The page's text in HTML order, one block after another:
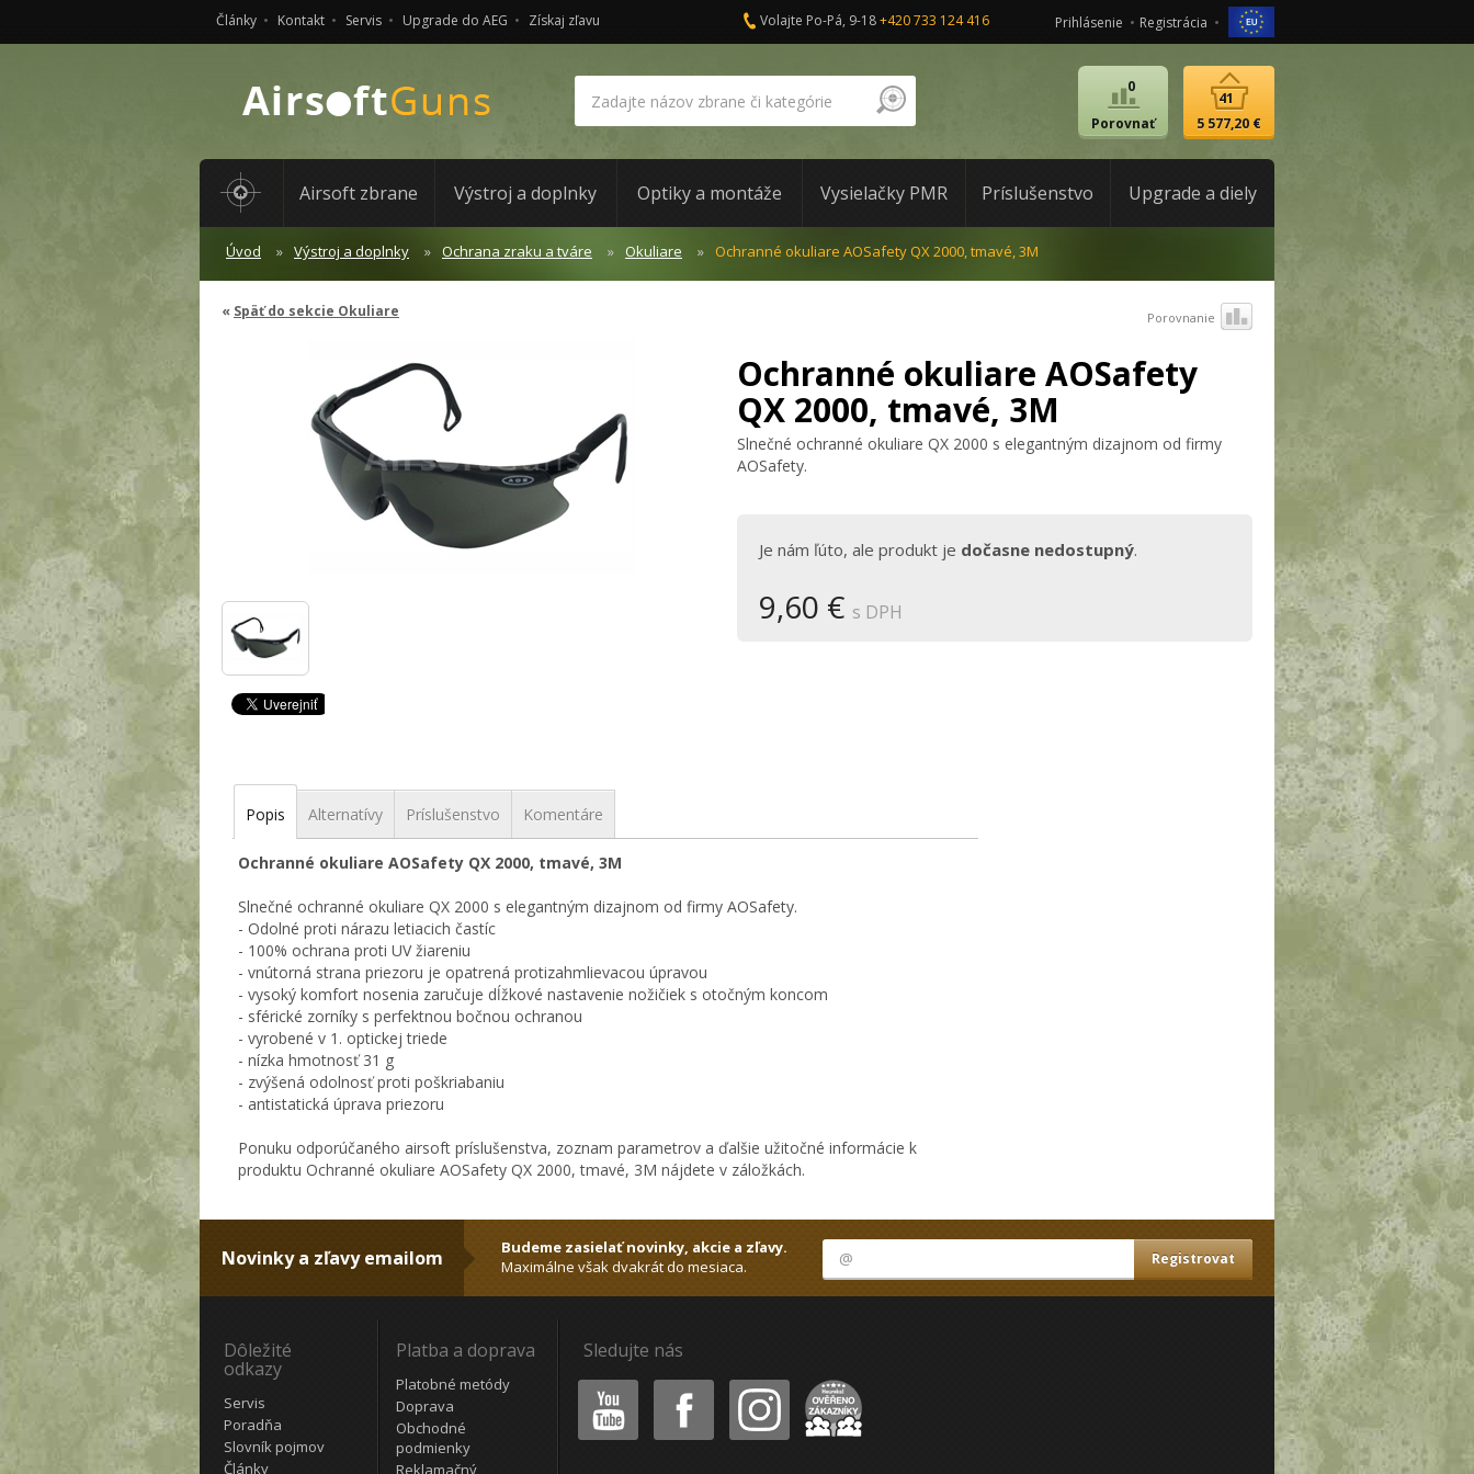
Články Kontakt Servis Upgrade do AEG Získaj zľavu Volajte Po-Pá, 9-18+420 733 124 416 Prihlásenie Registrácia
Porovnať
0
5 577,20 €
41
Airsoft zbrane Výstroj a doplnky Optiky a montáže Vysielačky PMR Príslušenstvo Upgrade a diely
Úvod Výstroj a doplnky Ochrana zraku a tváre Okuliare Ochranné okuliare AOSafety QX 2000, tmavé, 3M
Späť do sekcie Okuliare Porovnanie
Ochranné okuliare AOSafety
QX 2000, tmavé, 3M
Slnečné ochranné okuliare QX 2000 s elegantným dizajnom od firmy
AOSafety.
Je nám ľúto, ale produkt je dočasne nedostupný.
9,60 € s DPH
Popis Alternatívy Príslušenstvo Komentáre
Ochranné okuliare AOSafety QX 2000, tmavé, 3M
Slnečné ochranné okuliare QX 2000 s elegantným dizajnom od firmy AOSafety.
- Odolné proti nárazu letiacich častíc
- 100% ochrana proti UV žiareniu
- vnútorná strana priezoru je opatrená protizahmlievacou úpravou
- vysoký komfort nosenia zaručuje dĺžkové nastavenie nožičiek s otočným koncom
- sférické zorníky s perfektnou bočnou ochranou
- vyrobené v 1. optickej triede
- nízka hmotnosť 31 g
- zvýšená odolnosť proti poškriabaniu
- antistatická úprava priezoru
Ponuku odporúčaného airsoft príslušenstva, zoznam parametrov a ďalšie užitočné informácie k
produktu Ochranné okuliare AOSafety QX 2000, tmavé, 3M nájdete v záložkách.
Novinky a zľavy emailom
Budeme zasielať novinky, akcie a zľavy.
Maximálne však dvakrát do mesiaca.
Dôležité
odkazy
Servis
Poradňa
Slovník pojmov
Články
Platba a doprava
Platobné metódy
Doprava
Obchodné
podmienky
Reklamačný
Sledujte nás
Youtube Facebook Instagram Heureka